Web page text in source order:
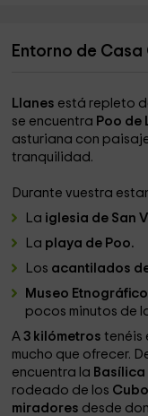
Entorno de Casa
Llanes está repleto
se encuentra Poo de
asturiana con
tranquilidad.
Durante vuestra
La iglesia de San
La playa de Poo.
Los acantilados
Museo
pocos minutos de
A3 kilómetros tenéis
mucho que ofrecer.
encuentra la Basílica
rodeado de los
miradores desde